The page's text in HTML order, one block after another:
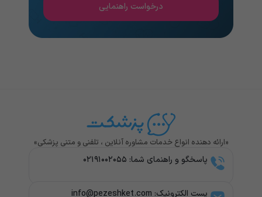
درخواست راهنمایی
«ارائه دهنده انواع خدمات مشاوره آنلاین ، تلفنی و متنی پزشکی»
پاسخگو و راهنمای شما: ۰۲۱۹۱۰۰۲۰۵۵
پست الکترونیک: info@pezeshket.com​